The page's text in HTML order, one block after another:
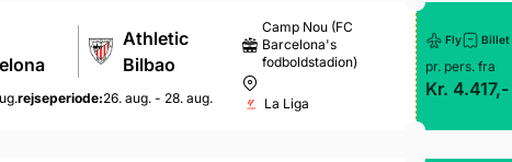
Athletic
Bilbao
rejseperiode:26. aug. - 28. aug.
Camp Nou (FC
Barcelona's
fodboldstadion)
La Liga
Fly Billet
pr. pers. fra
Kr. 4.417,-